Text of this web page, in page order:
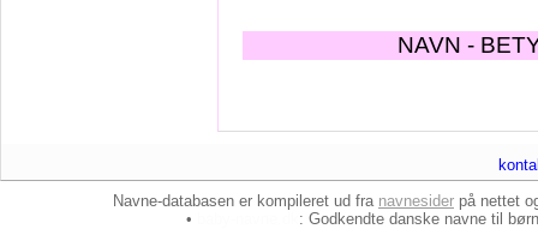
NAVN -
Navne-databasen er kompileret ud fra navnesider på nettet
•
: Godkendte danske navne til børn